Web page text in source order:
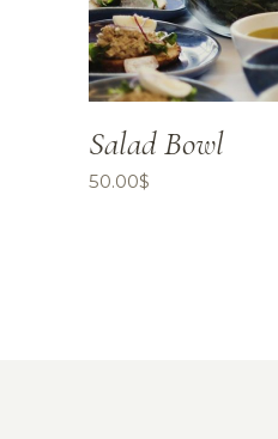
Salad Bowl
50.00$